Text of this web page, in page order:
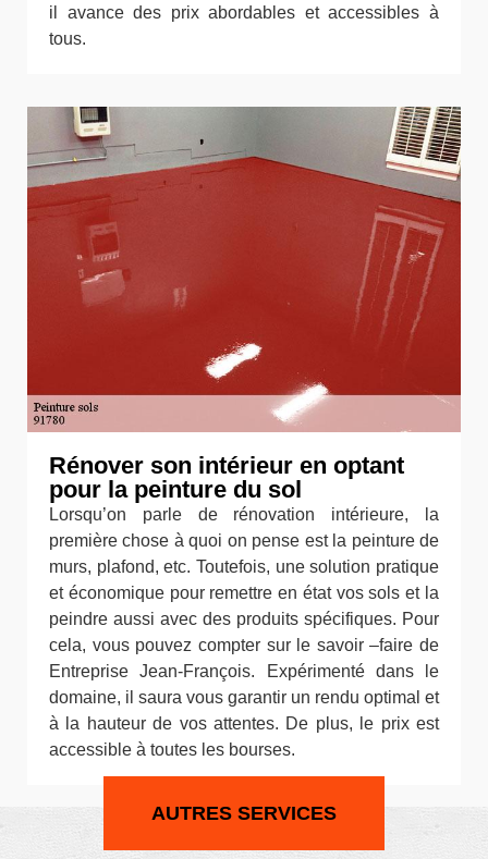
il avance des prix abordables et accessibles à
tous.
Rénover son intérieur en optant
pour la peinture du sol
Lorsqu’on parle de rénovation intérieure, la
première chose à quoi on pense est la peinture de
murs, plafond, etc. Toutefois, une solution pratique
et économique pour remettre en état vos sols et la
peindre aussi avec des produits spécifiques. Pour
cela, vous pouvez compter sur le savoir –faire de
Entreprise Jean-François. Expérimenté dans le
domaine, il saura vous garantir un rendu optimal et
à la hauteur de vos attentes. De plus, le prix est
accessible à toutes les bourses.
AUTRES SERVICES